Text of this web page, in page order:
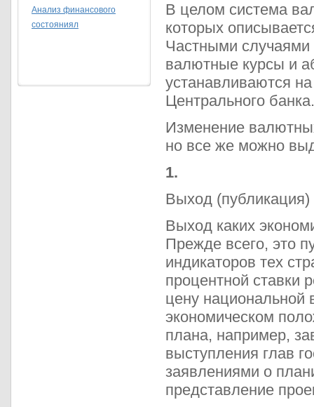
В целом система
которых
Частными
валютные курсы и
устанавливаются
Центрального банка.
Изменение
но все же можно
1.
Выход
Выход каких
Прежде всего, это
индикаторов тех
процентной ставки
цену национальной
экономическом
плана, например,
выступления глав
заявлениями о
представление
Анализ финансового
состояниял